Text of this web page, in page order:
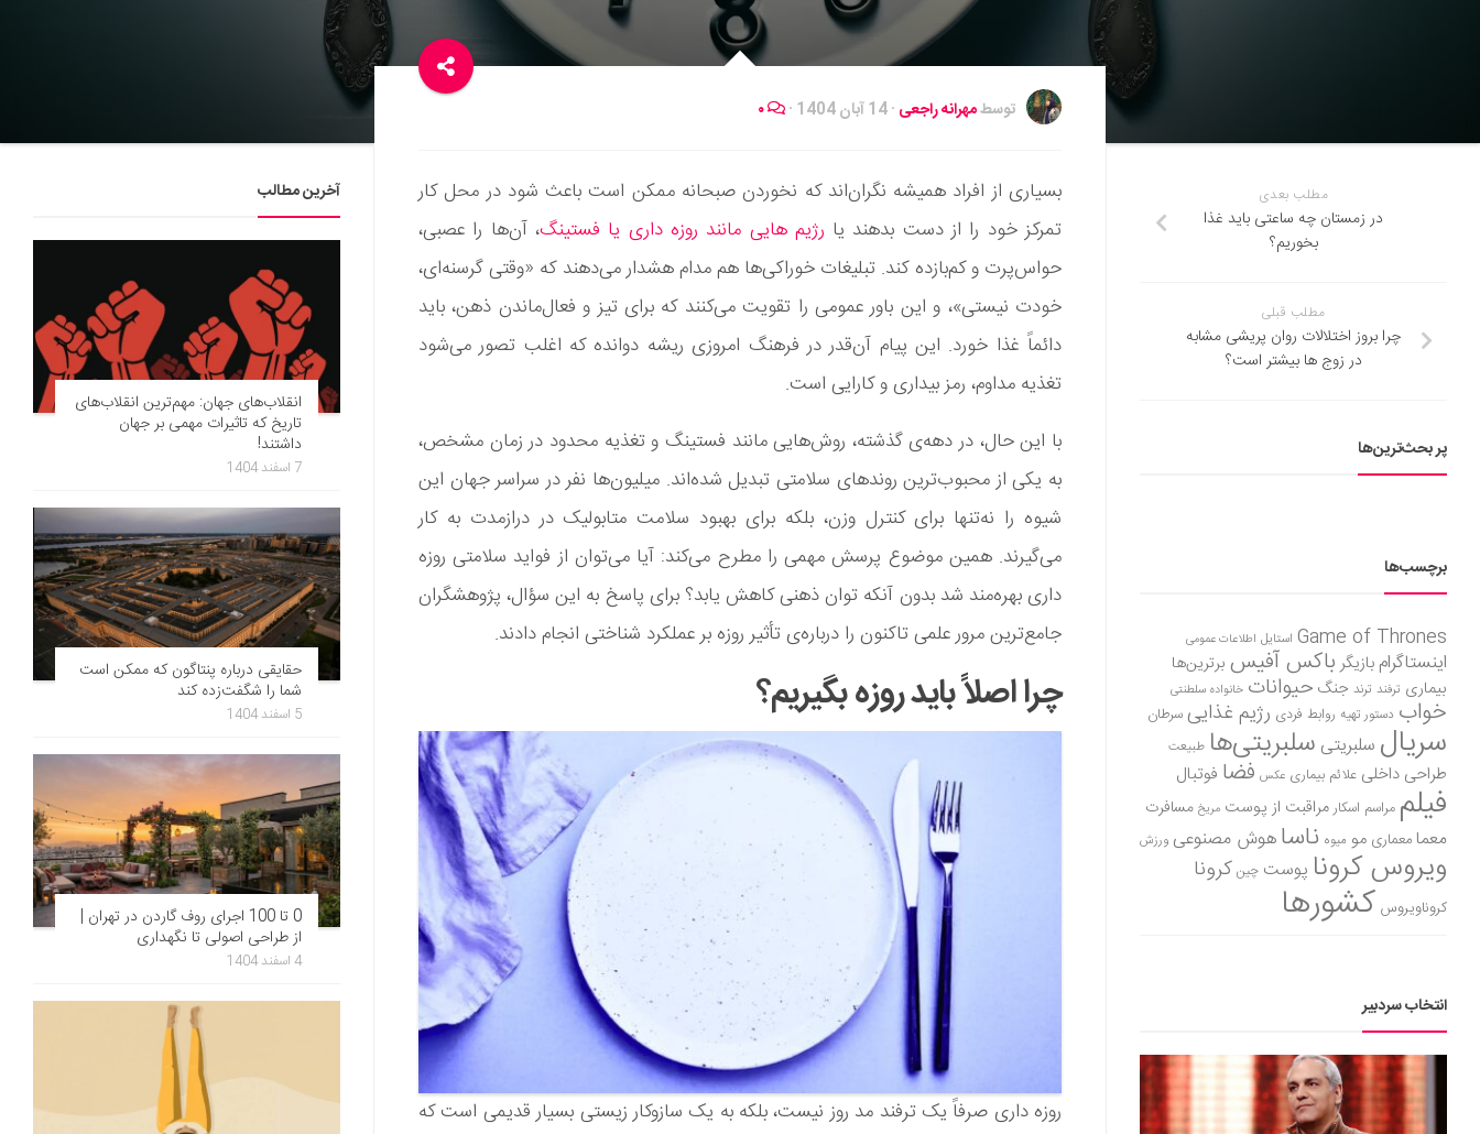
توسطمهرانه راجعی ·14 آبان 1404 ·
بسیاری از افراد همیشه نگران‌اند که نخوردن صبحانه ممکن است باعث شود در محل کار
تمرکز خود را از دست بدهند یا رژیم‌ هایی مانند روزه‌ داری یا فستینگ، آن‌ها را عصبی،
حواس‌پرت و کم‌بازده کند. تبلیغات خوراکی‌ها هم مدام هشدار می‌دهند که «وقتی گرسنه‌ای،
خودت نیستی»، و این باور عمومی را تقویت می‌کنند که برای تیز و فعال‌ماندن ذهن، باید
دائماً غذا خورد. این پیام آن‌قدر در فرهنگ امروزی ریشه دوانده که اغلب تصور می‌شود
تغذیه مداوم، رمز بیداری و کارایی است.
با این حال، در دهه‌ی گذشته، روش‌هایی مانند فستینگ و تغذیه محدود در زمان مشخص،
به یکی از محبوب‌ترین روندهای سلامتی تبدیل شده‌اند. میلیون‌ها نفر در سراسر جهان این
شیوه را نه‌تنها برای کنترل وزن، بلکه برای بهبود سلامت متابولیک در درازمدت به کار
می‌گیرند. همین موضوع پرسش مهمی را مطرح می‌کند: آیا می‌توان از فواید سلامتی روزه‌
داری بهره‌مند شد بدون آنکه توان ذهنی کاهش یابد؟ برای پاسخ به این سؤال، پژوهشگران
جامع‌ترین مرور علمی تاکنون را درباره‌ی تأثیر روزه بر عملکرد شناختی انجام دادند.
چرا اصلاً باید روزه بگیریم؟
روزه‌ داری صرفاً یک ترفند مد روز نیست، بلکه به یک سازوکار زیستی بسیار قدیمی است که
مطلب بعدی
در زمستان چه ساعتی باید غذا
بخوریم؟
مطلب قبلی
چرا بروز اختلالات روان‌ پریشی مشابه
در زوج‌ ها بیشتر است؟
پر بحث‌ترین‌ها
برچسب‌ها
Game of Thrones استایل اطلاعات عمومی
اینستاگرام بازیگر باکس آفیس برترین‌ها
بیماری ترفند ترند جنگ حیوانات خانواده سلطنتی
خواب دستور تهیه روابط فردی رژیم غذاییسرطان
سریال سلبریتی سلبریتی‌ها طبیعت
طراحی داخلی علائم بیماری عکس فضا فوتبال
فیلم مراسم اسکارمراقبت از پوست مریخ مسافرت
معمامعماری مو میوه ناساهوش مصنوعی ورزش
ویروس کرونا پوست چین کرونا
کروناویروس کشورها
انتخاب سردبیر
آخرین مطالب
انقلاب‌های جهان: مهم‌ترین انقلاب‌های
تاریخ که تاثیرات مهمی بر جهان
داشتند!
7 اسفند 1404
حقایقی درباره پنتاگون که ممکن است
شما را شگفت‌زده کند
5 اسفند 1404
0 تا 100 اجرای روف گاردن در تهران |
از طراحی اصولی تا نگهداری
4 اسفند 1404